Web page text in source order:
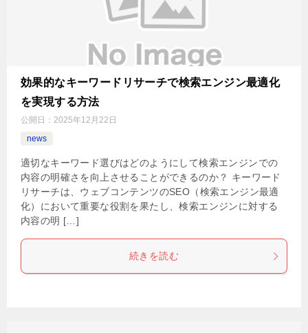
効果的なキーワードリサーチで検索エンジン最適化
を実現する方法
公開日： 2025年12月22日
news
適切なキーワード選びはどのようにして検索エンジンでの
内容の明確さを向上させることができるのか？ キーワード
リサーチは、ウェブコンテンツのSEO（検索エンジン最適
化）において重要な役割を果たし、検索エンジンに対する
内容の明 […]
続きを読む